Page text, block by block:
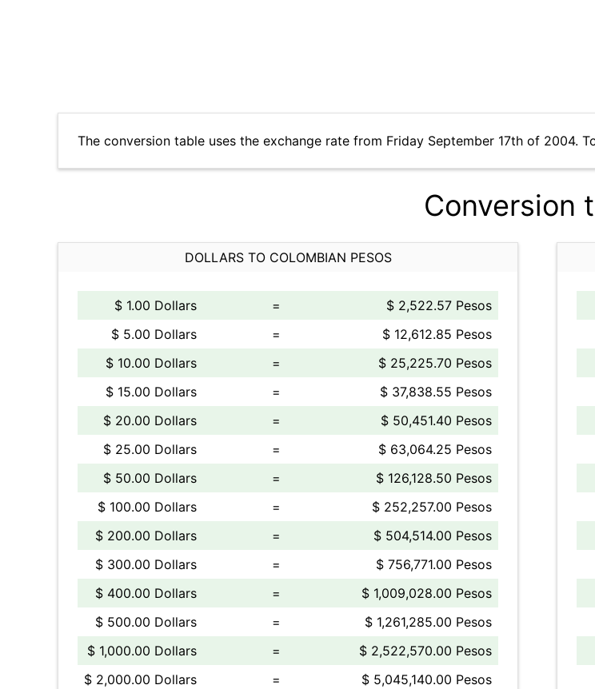
The conversion table uses the exchange rate from Friday September 17th of 2004.
Conversion
DOLLARS TO COLOMBIAN PESOS
$ 1.00 Dollars =
$ 2,522.57 Pesos
$ 5.00 Dollars
=
$ 12,612.85 Pesos
$ 10.00 Dollars
=
$ 25,225.70 Pesos
$ 15.00 Dollars
=
$ 37,838.55 Pesos
$ 20.00 Dollars
=
$ 50,451.40 Pesos
$ 25.00 Dollars
=
$ 63,064.25 Pesos
$ 50.00 Dollars
=
$ 126,128.50 Pesos
$ 100.00 Dollars
=
$ 252,257.00 Pesos
$ 200.00 Dollars
=
$ 504,514.00 Pesos
$ 300.00 Dollars
=
$ 756,771.00 Pesos
$ 400.00 Dollars
=
$ 1,009,028.00 Pesos
$ 500.00 Dollars
=
$ 1,261,285.00 Pesos
$ 1,000.00 Dollars
=
$ 2,522,570.00 Pesos
$ 2,000.00 Dollars
= $ 5,045,140.00 Pesos